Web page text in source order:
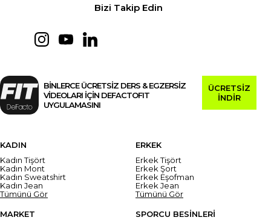
Bizi Takip Edin
BİNLERCE ÜCRETSİZ DERS & EGZERSİZ
VİDEOLARI İÇİN DEFACTOFIT
UYGULAMASINI
ÜCRETSİZ
İNDİR
KADIN
Kadın Tişört
Kadın Mont
Kadın Sweatshirt
Kadın Jean
Tümünü Gör
ERKEK
Erkek Tişört
Erkek Şort
Erkek Eşofman
Erkek Jean
Tümünü Gör
MARKET
SPORCU BESİNLERİ